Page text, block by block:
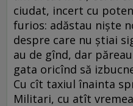
ciudat, incert cu
furios: adăstau nişte
despre care nu ştiai
au de gînd, dar
gata oricînd să
Cu cît taxiul înainta
Militari, cu atît